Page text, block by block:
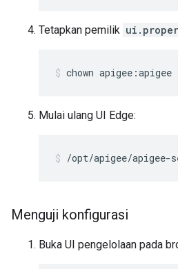
Tetapkan pemilik
chown
Mulai ulang UI Edge:
/opt/apigee/
Menguji konfigurasi
Buka UI pengelolaan pada